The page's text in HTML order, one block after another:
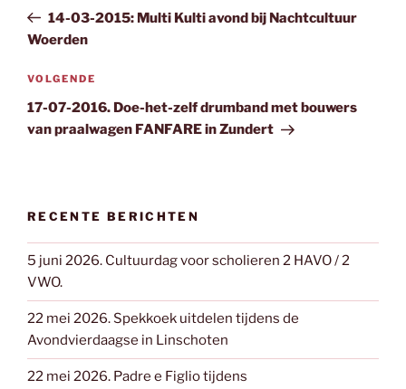
bericht
14-03-2015: Multi Kulti avond bij Nachtcultuur
Woerden
Volgend
bericht
VOLGENDE
17-07-2016. Doe-het-zelf drumband met bouwers
van praalwagen FANFARE in Zundert
RECENTE BERICHTEN
5 juni 2026. Cultuurdag voor scholieren 2 HAVO / 2
VWO.
22 mei 2026. Spekkoek uitdelen tijdens de
Avondvierdaagse in Linschoten
22 mei 2026. Padre e Figlio tijdens